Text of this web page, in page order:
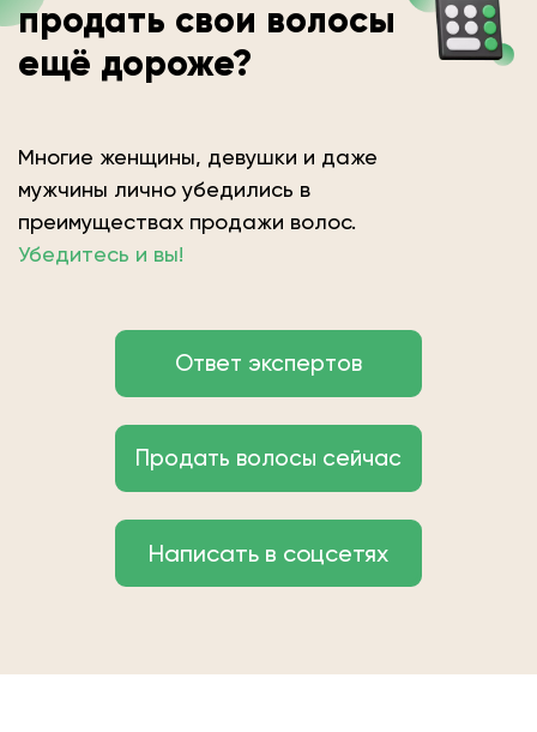
продать свои волосы
ещё дороже?
Многие женщины, девушки и даже
мужчины лично убедились в
преимуществах продажи волос.
Убедитесь и вы!
Ответ экспертов
Продать волосы сейчас
Написать в соцсетях